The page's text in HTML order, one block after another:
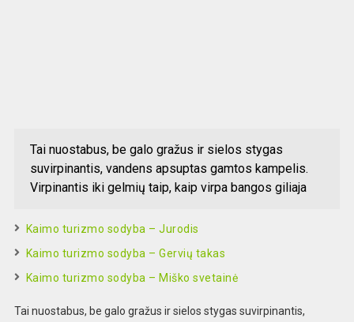
Tai nuostabus, be galo gražus ir sielos stygas
suvirpinantis, vandens apsuptas gamtos kampelis.
Virpinantis iki gelmių taip, kaip virpa bangos giliaja
Kaimo turizmo sodyba – Jurodis
Kaimo turizmo sodyba – Gervių takas
Kaimo turizmo sodyba – Miško svetainė
Tai nuostabus, be galo gražus ir sielos stygas suvirpinantis,